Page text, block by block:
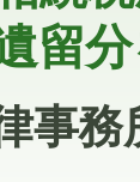
留
事務